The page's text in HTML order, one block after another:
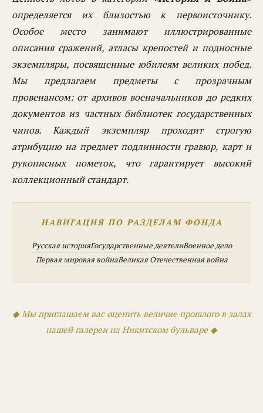
определяется их близостью к первоисточнику.
Особое место занимают иллюстрированные
описания сражений, атласы крепостей и подносные
экземпляры, посвященные юбилеям великих побед.
Мы предлагаем предметы с прозрачным
провенансом: от архивов военачальников до редких
документов из частных библиотек государственных
чинов. Каждый экземпляр проходит строгую
атрибуцию на предмет подлинности гравюр, карт и
рукописных пометок, что гарантирует высокий
коллекционный стандарт.
НАВИГАЦИЯ ПО РАЗДЕЛАМ ФОНДА
Русская историяГосударственные деятелиВоенное дело
Первая мировая войнаВеликая Отечественная война
◆ Мы приглашаем вас оценить величие прошлого в залах
нашей галереи на Никитском бульваре ◆